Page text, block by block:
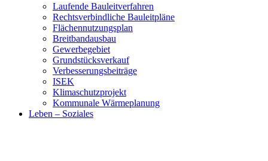
Laufende Bauleitverfahren
Rechtsverbindliche Bauleitpläne
Flächennutzungsplan
Breitbandausbau
Gewerbegebiet
Grundstücksverkauf
Verbesserungsbeiträge
ISEK
Klimaschutzprojekt
Kommunale Wärmeplanung
Leben – Soziales